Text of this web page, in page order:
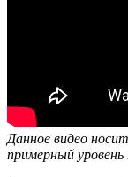
Данное видео
примерный уровень